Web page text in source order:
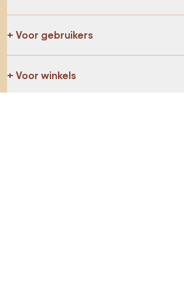
Voor gebruikers
Voor winkels